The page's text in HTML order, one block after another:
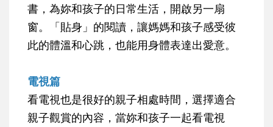
書，為妳和孩子的日常生活，開啟另一扇
窗。「貼身」的閱讀，讓媽媽和孩子感受彼
此的體溫和心跳，也能用身體表達出愛意。
電視篇
看電視也是很好的親子相處時間，選擇適合
親子觀賞的內容，當妳和孩子一起看電視